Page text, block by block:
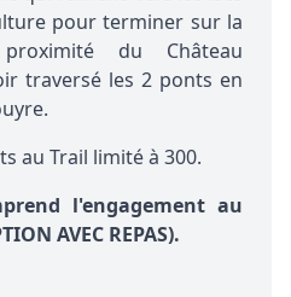
pour terminer sur la
du Château
traversé les 2 ponts en
au Trail limité à 300.
l'engagement au
AVEC REPAS).